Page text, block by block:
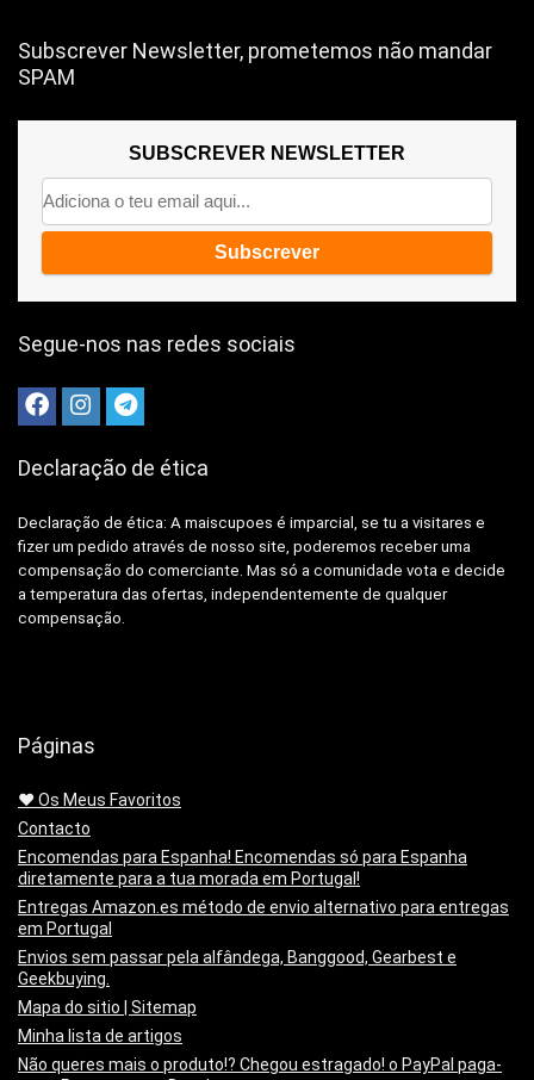
Subscrever Newsletter, prometemos não mandar
SPAM
SUBSCREVER NEWSLETTER
Segue-nos nas redes sociais
Declaração de ética
Declaração de ética: A maiscupoes é imparcial, se tu a visitares e
fizer um pedido através de nosso site, poderemos receber uma
compensação do comerciante. Mas só a comunidade vota e decide
a temperatura das ofertas, independentemente de qualquer
compensação.
Páginas
❤️ Os Meus Favoritos
Contacto
Encomendas para Espanha! Encomendas só para Espanha
diretamente para a tua morada em Portugal!
Entregas Amazon.es método de envio alternativo para entregas
em Portugal
Envios sem passar pela alfândega, Banggood, Gearbest e
Geekbuying.
Mapa do sitio | Sitemap
Minha lista de artigos
Não queres mais o produto!? Chegou estragado! o PayPal paga-